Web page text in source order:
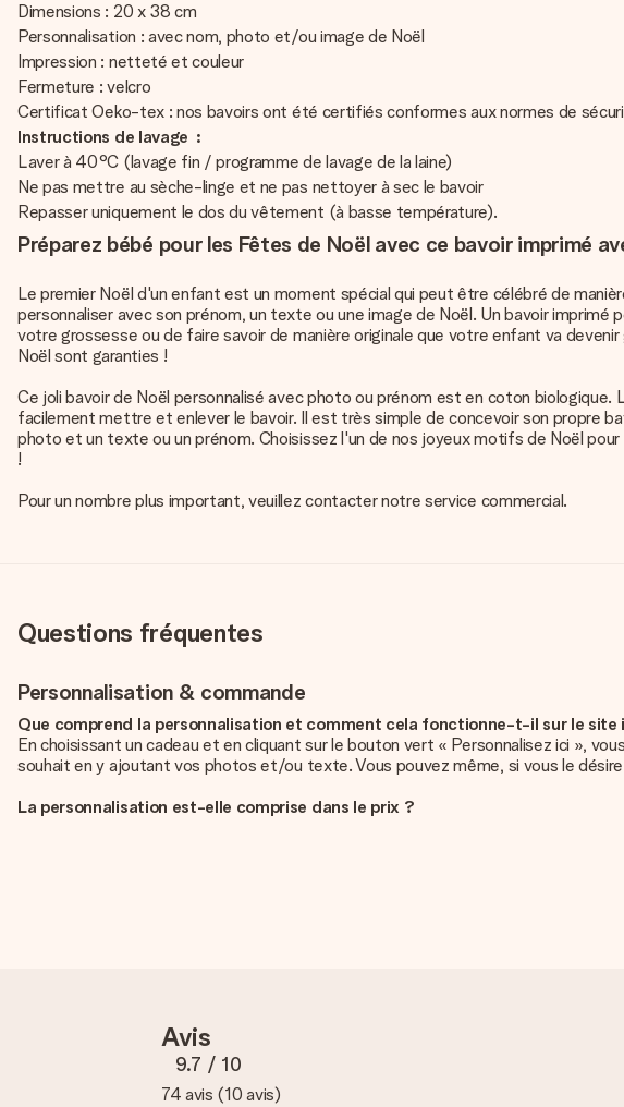
Dimensions : 20 x 38 cm
Personnalisation : avec nom, photo et/ou image de Noël
Impression : netteté et couleur
Fermeture : velcro
Certificat Oeko-tex : nos bavoirs ont été certifiés conformes aux normes de
Instructions de lavage :
Laver à 40°C (lavage fin / programme de lavage de la laine)
Ne pas mettre au sèche-linge et ne pas nettoyer à sec le bavoir
Repasser uniquement le dos du vêtement (à basse température).
Préparez bébé pour les Fêtes de Noël avec ce bavoir imprimé
Le premier Noël d'un enfant est un moment spécial qui peut être célébré de
personnaliser avec son prénom, un texte ou une image de Noël. Un bavoir
votre grossesse ou de faire savoir de manière originale que votre enfant va
Noël sont garanties !
Ce joli bavoir de Noël personnalisé avec photo ou prénom est en coton
facilement mettre et enlever le bavoir. Il est très simple de concevoir son propre
photo et un texte ou un prénom. Choisissez l'un de nos joyeux motifs de Noël
!
Pour un nombre plus important, veuillez contacter notre service commercial.
Questions fréquentes
Personnalisation & commande
Que comprend la personnalisation et comment cela fonctionne-t-il sur le site
En choisissant un cadeau et en cliquant sur le bouton vert « Personnalisez ici »,
souhait en y ajoutant vos photos et/ou texte. Vous pouvez même, si vous le
La personnalisation est-elle comprise dans le prix ?
Nous voulons nous assurer que tu es entièrement satisfait de ton cadeau. C'est
contacte notre équipe du service clientèle et joins ta photo au cadeau que tu
Que faire si la couleur ou l’option choisie n’est pas disponible ?
Si vous cherchez un cadeau en particulier ou un cadeau d’une couleur
serons ravis de vous aider.
Avis
9.7 / 10
74 avis (10 avis)